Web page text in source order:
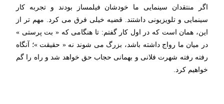
اگر منتقدان سینمایی ما خودشان فیلمساز بودند و تجربه كار
سینمایی و تلویزیونی داشتند. قضیه خیلی فرق می كرد. مهم تر از
این، همان است كه در اول كار گفتم: تا هنگامی كه « بت پرستی »
در میان ما رواج داشته باشد، بزرگ می شوند نه « حقیقت‌ »؛ آنگاه
رفته رفته شهرت فلانی و بهمانی حجاب حق خواهد شد و راه را گم
خواهیم كرد.